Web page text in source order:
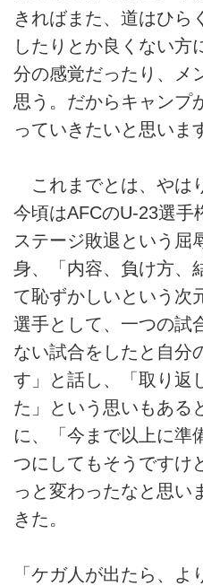
きればまた、道はひら
したりとか良くない方
分の感覚だったり、メ
思う。だからキャンプ
っていきたいと思いま
これまでとは、やは
今頃はAFCのU-23選手
ステージ敗退という屈
身、「内容、負け方、
て恥ずかしいという次
選手として、一つの試
ない試合をしたと自分
す」と話し、「取り返
た」という思いもある
に、「今まで以上に準
つにしてもそうですけ
っと変わったなと思い
きた。
「ケガ人が出たら、